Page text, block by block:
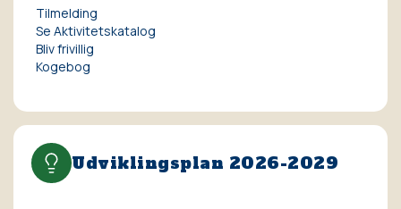
Tilmelding
Se Aktivitetskatalog
Bliv frivillig
Kogebog
Udviklingsplan 2026-2029